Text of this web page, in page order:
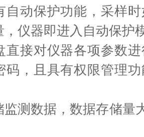
自动保护功能，采样
，仪器即进入自动保护
直接对仪器各项参数
码，且具有权限管理
监测数据，数据存储量